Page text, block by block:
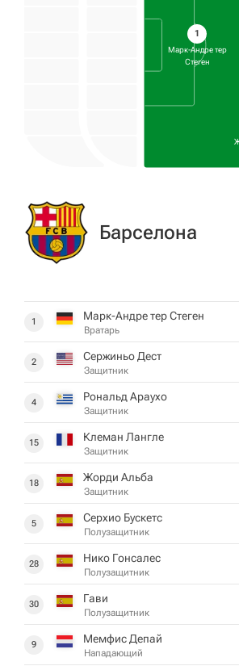
1
Марк-Андре тер
Стеген
Барселона
1 Марк-Андре тер Стеген
Вратарь
2 Сержиньо Дест
Защитник
4 Рональд Араухо
Защитник
15 Клеман Лангле
Защитник
18 Жорди Альба
Защитник
5 Серхио Бускетс
Полузащитник
28 Нико Гонсалес
Полузащитник
30 Гави
Полузащитник
9 Мемфис Депай
Нападающий